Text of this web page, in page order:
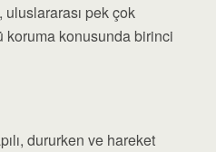
uluslararası pek çok
koruma konusunda birinci
dururken ve hareket